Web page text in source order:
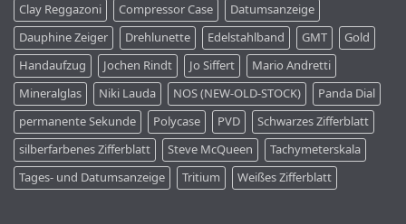
Clay Reggazoni
Compressor Case
Datumsanzeige
Dauphine Zeiger
Drehlunette Edelstahlband GMT
Gold
Handaufzug
Jochen Rindt Jo Siffert
Mario Andretti
Mineralglas
Niki Lauda NOS (NEW-OLD-STOCK)
Panda Dial
permanente Sekunde
Polycase PVD
Schwarzes Zifferblatt
silberfarbenes Zifferblatt
Steve McQueen
Tachymeterskala
Tages- und Datumsanzeige
Tritium Weißes Zifferblatt